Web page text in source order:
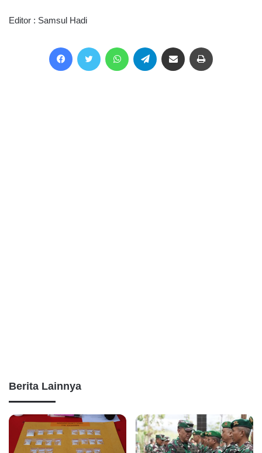
Editor : Samsul Hadi
Berita Lainnya